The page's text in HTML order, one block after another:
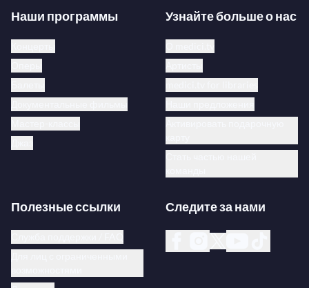
Наши программы Узнайте больше о нас
Полезные ссылки Следите за нами